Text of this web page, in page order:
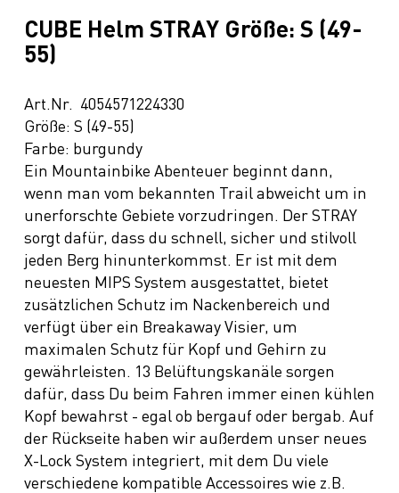
CUBE Helm STRAY Größe: S (49-
55)
Art.Nr. 4054571224330
Größe: S (49-55)
Farbe: burgundy
Ein Mountainbike Abenteuer beginnt dann,
wenn man vom bekannten Trail abweicht um in
unerforschte Gebiete vorzudringen. Der STRAY
sorgt dafür, dass du schnell, sicher und stilvoll
jeden Berg hinunterkommst. Er ist mit dem
neuesten MIPS System ausgestattet, bietet
zusätzlichen Schutz im Nackenbereich und
verfügt über ein Breakaway Visier, um
maximalen Schutz für Kopf und Gehirn zu
gewährleisten. 13 Belüftungskanäle sorgen
dafür, dass Du beim Fahren immer einen kühlen
Kopf bewahrst - egal ob bergauf oder bergab. Auf
der Rückseite haben wir außerdem unser neues
X-Lock System integriert, mit dem Du viele
verschiedene kompatible Accessoires wie z.B.